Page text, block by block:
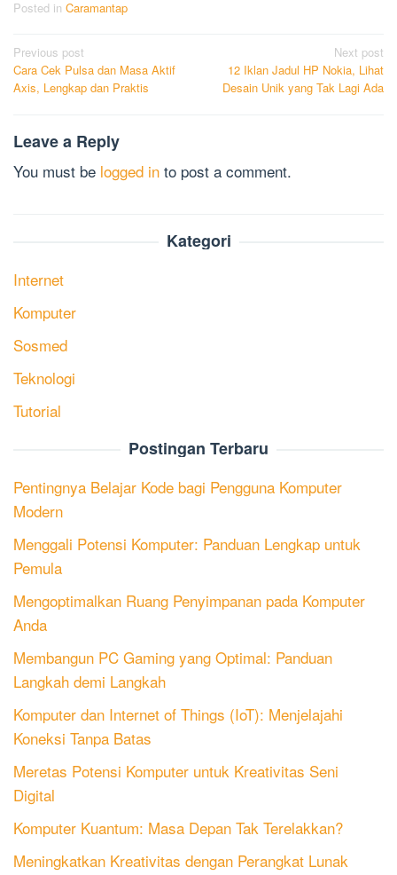
Posted in Caramantap
Post
navigation
Previous post
Cara Cek Pulsa dan Masa Aktif
Axis, Lengkap dan Praktis
Next post
12 Iklan Jadul HP Nokia, Lihat
Desain Unik yang Tak Lagi Ada
Leave a Reply
You must be logged in to post a comment.
Kategori
Internet
Komputer
Sosmed
Teknologi
Tutorial
Postingan Terbaru
Pentingnya Belajar Kode bagi Pengguna Komputer
Modern
Menggali Potensi Komputer: Panduan Lengkap untuk
Pemula
Mengoptimalkan Ruang Penyimpanan pada Komputer
Anda
Membangun PC Gaming yang Optimal: Panduan
Langkah demi Langkah
Komputer dan Internet of Things (IoT): Menjelajahi
Koneksi Tanpa Batas
Meretas Potensi Komputer untuk Kreativitas Seni
Digital
Komputer Kuantum: Masa Depan Tak Terelakkan?
Meningkatkan Kreativitas dengan Perangkat Lunak